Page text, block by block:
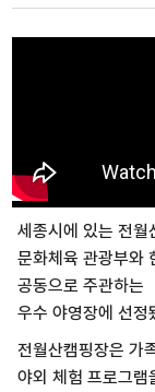
세종시에 있는 전월
문화체육 관광부와
공동으로 주관하는
우수 야영장에 선정
전월산캠핑장은 가
야외 체험 프로그램